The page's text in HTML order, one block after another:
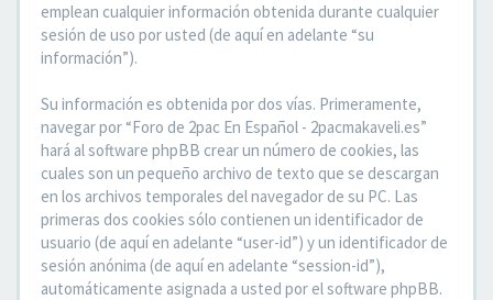
emplean cualquier información obtenida durante cualquier
sesión de uso por usted (de aquí en adelante “su
información”).
Su información es obtenida por dos vías. Primeramente,
navegar por “Foro de 2pac En Español - 2pacmakaveli.es”
hará al software phpBB crear un número de cookies, las
cuales son un pequeño archivo de texto que se descargan
en los archivos temporales del navegador de su PC. Las
primeras dos cookies sólo contienen un identificador de
usuario (de aquí en adelante “user-id”) y un identificador de
sesión anónima (de aquí en adelante “session-id”),
automáticamente asignada a usted por el software phpBB.